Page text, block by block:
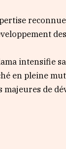
intensifie
en pleine
de